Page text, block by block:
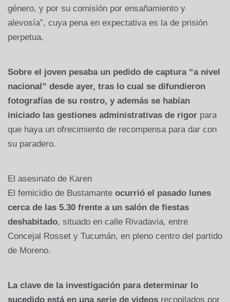
género, y por su comisión por ensañamiento y
alevosía”, cuya pena en expectativa es la de prisión
perpetua.
Sobre el joven pesaba un pedido de captura “a nivel
nacional” desde ayer, tras lo cual se difundieron
fotografías de su rostro, y además se habían
iniciado las gestiones administrativas de rigor para
que haya un ofrecimiento de recompensa para dar con
su paradero.
El asesinato de Karen
El femicidio de Bustamante ocurrió el pasado lunes
cerca de las 5.30 frente a un salón de fiestas
deshabitado, situado en calle Rivadavia, entre
Concejal Rosset y Tucumán, en pleno centro del partido
de Moreno.
La clave de la investigación para determinar lo
sucedido está en una serie de videos recopilados por